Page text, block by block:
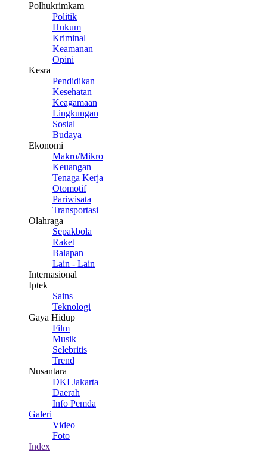
Polhukrimkam
Politik
Hukum
Kriminal
Keamanan
Opini
Kesra
Pendidikan
Kesehatan
Keagamaan
Lingkungan
Sosial
Budaya
Ekonomi
Makro/Mikro
Keuangan
Tenaga Kerja
Otomotif
Pariwisata
Transportasi
Olahraga
Sepakbola
Raket
Balapan
Lain - Lain
Internasional
Iptek
Sains
Teknologi
Gaya Hidup
Film
Musik
Selebritis
Trend
Nusantara
DKI Jakarta
Daerah
Info Pemda
Galeri
Video
Foto
Index